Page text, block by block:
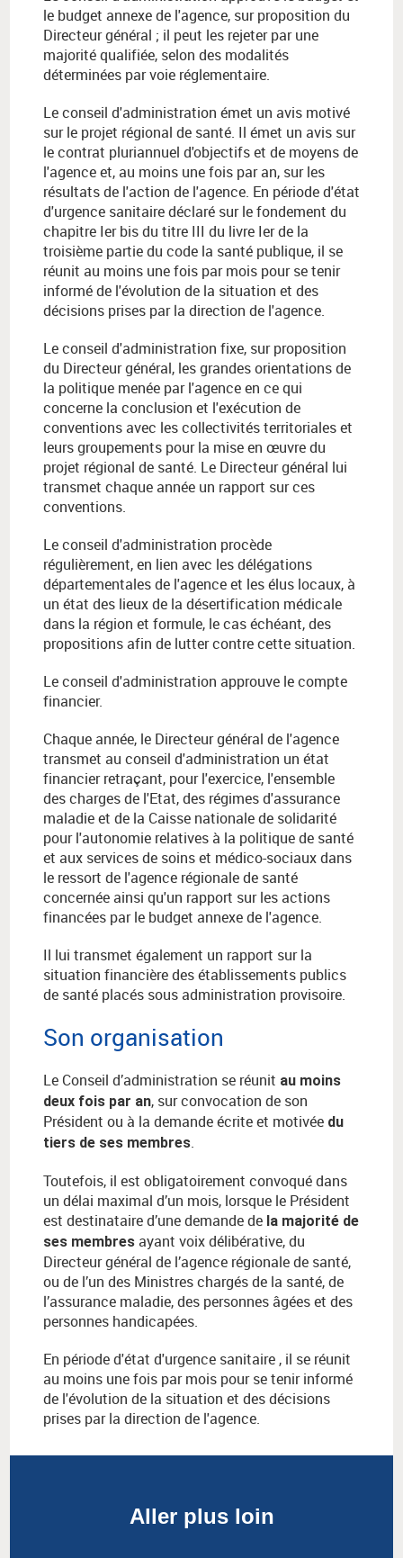
le budget annexe de l'agence, sur proposition du
Directeur général ; il peut les rejeter par une
majorité qualifiée, selon des modalités
déterminées par voie réglementaire.
Le conseil d'administration émet un avis motivé
sur le projet régional de santé. Il émet un avis sur
le contrat pluriannuel d'objectifs et de moyens de
l'agence et, au moins une fois par an, sur les
résultats de l'action de l'agence. En période d'état
d'urgence sanitaire déclaré sur le fondement du
chapitre Ier bis du titre III du livre Ier de la
troisième partie du code la santé publique, il se
réunit au moins une fois par mois pour se tenir
informé de l'évolution de la situation et des
décisions prises par la direction de l'agence.
Le conseil d'administration fixe, sur proposition
du Directeur général, les grandes orientations de
la politique menée par l'agence en ce qui
concerne la conclusion et l'exécution de
conventions avec les collectivités territoriales et
leurs groupements pour la mise en œuvre du
projet régional de santé. Le Directeur général lui
transmet chaque année un rapport sur ces
conventions.
Le conseil d'administration procède
régulièrement, en lien avec les délégations
départementales de l'agence et les élus locaux, à
un état des lieux de la désertification médicale
dans la région et formule, le cas échéant, des
propositions afin de lutter contre cette situation.
Le conseil d'administration approuve le compte
financier.
Chaque année, le Directeur général de l'agence
transmet au conseil d'administration un état
financier retraçant, pour l'exercice, l'ensemble
des charges de l'Etat, des régimes d'assurance
maladie et de la Caisse nationale de solidarité
pour l'autonomie relatives à la politique de santé
et aux services de soins et médico-sociaux dans
le ressort de l'agence régionale de santé
concernée ainsi qu'un rapport sur les actions
financées par le budget annexe de l'agence.
Il lui transmet également un rapport sur la
situation financière des établissements publics
de santé placés sous administration provisoire.
Son organisation
Le Conseil d’administration se réunit au moins
deux fois par an, sur convocation de son
Président ou à la demande écrite et motivée du
tiers de ses membres.
Toutefois, il est obligatoirement convoqué dans
un délai maximal d’un mois, lorsque le Président
est destinataire d’une demande de la majorité de
ses membres ayant voix délibérative, du
Directeur général de l’agence régionale de santé,
ou de l’un des Ministres chargés de la santé, de
l’assurance maladie, des personnes âgées et des
personnes handicapées.
En période d'état d'urgence sanitaire , il se réunit
au moins une fois par mois pour se tenir informé
de l'évolution de la situation et des décisions
prises par la direction de l'agence.
Aller plus loin